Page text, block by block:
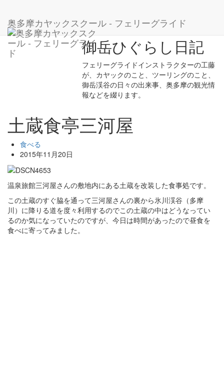
奥多摩カヤックスクール - フェリーグライド
御岳ひぐらし日記
フェリーグライドインストラクターの工藤
が、カヤックのこと、ツーリングのこと、
御岳渓谷の日々の出来事、奥多摩の観光情
報などを綴ります。
土蔵食亭三河屋
食べる
2015年11月20日
温泉旅館三河屋さんの敷地内にある土蔵を改装した食事処です。
この土蔵のすぐ脇を通って三河屋さんの裏から氷川渓谷（多摩
川）に降りる道を度々利用するのでこの土蔵の中はどうなってい
るのか気になっていたのですが、今日は時間があったので昼食を
食べに寄ってみました。